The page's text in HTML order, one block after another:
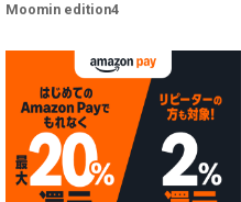
Moomin edition4